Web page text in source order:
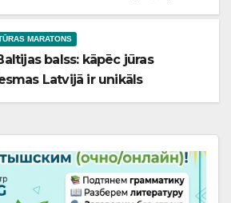
ka leģendārajai Kalkūnes
majestātiskajai Mārtiņa Lutera
Daugavpilī un Latvijas
mākslas muzeja ēkai Rīgā
MARATONS
balss: kāpēc jūras
Latvijā ir unikāls